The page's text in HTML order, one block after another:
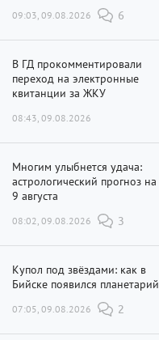
09:03, 09.08.2026 6
В ГД прокомментировали
переход на электронные
квитанции за ЖКУ
08:43, 09.08.2026
Многим улыбнется удача:
астрологический прогноз на
9 августа
08:02, 09.08.2026 3
Купол под звёздами: как в
Бийске появился планетарий
07:05, 09.08.2026 2